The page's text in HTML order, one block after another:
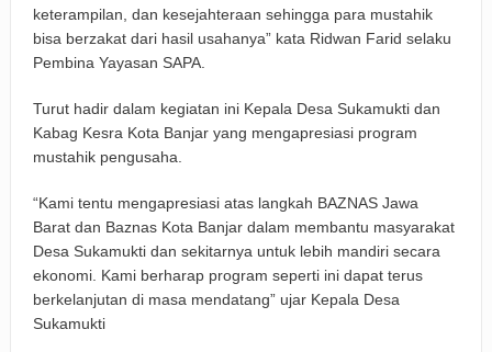
keterampilan, dan kesejahteraan sehingga para mustahik
bisa berzakat dari hasil usahanya” kata Ridwan Farid selaku
Pembina Yayasan SAPA.
Turut hadir dalam kegiatan ini Kepala Desa Sukamukti dan
Kabag Kesra Kota Banjar yang mengapresiasi program
mustahik pengusaha.
“Kami tentu mengapresiasi atas langkah BAZNAS Jawa
Barat dan Baznas Kota Banjar dalam membantu masyarakat
Desa Sukamukti dan sekitarnya untuk lebih mandiri secara
ekonomi. Kami berharap program seperti ini dapat terus
berkelanjutan di masa mendatang” ujar Kepala Desa
Sukamukti